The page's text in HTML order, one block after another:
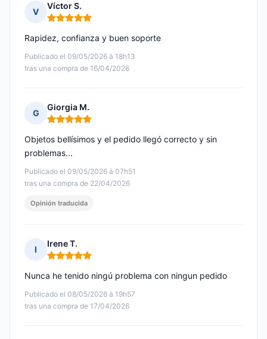
V
Víctor S.
Nota: 5 de 5
Publicado el 09/05/2026 à 18h13
tras una compra de 16/04/2026
Rapidez, confianza y buen soporte
G
Giorgia M.
Nota: 5 de 5
Publicado el 09/05/2026 à 07h51
tras una compra de 22/04/2026
Objetos bellísimos y el pedido llegó correcto y sin
problemas...
Opinión traducida
I
Irene T.
Nota: 5 de 5
Publicado el 08/05/2026 à 19h57
tras una compra de 17/04/2026
Nunca he tenido ningú problema con ningun pedido